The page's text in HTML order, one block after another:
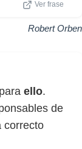
Ver frase
Robert Orben
ello.
de
correcto